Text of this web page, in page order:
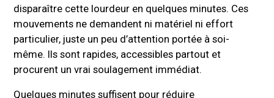
disparaître cette lourdeur en quelques minutes. Ces
mouvements ne demandent ni matériel ni effort
particulier, juste un peu d’attention portée à soi-
même. Ils sont rapides, accessibles partout et
procurent un vrai soulagement immédiat.
Quelques minutes suffisent pour réduire